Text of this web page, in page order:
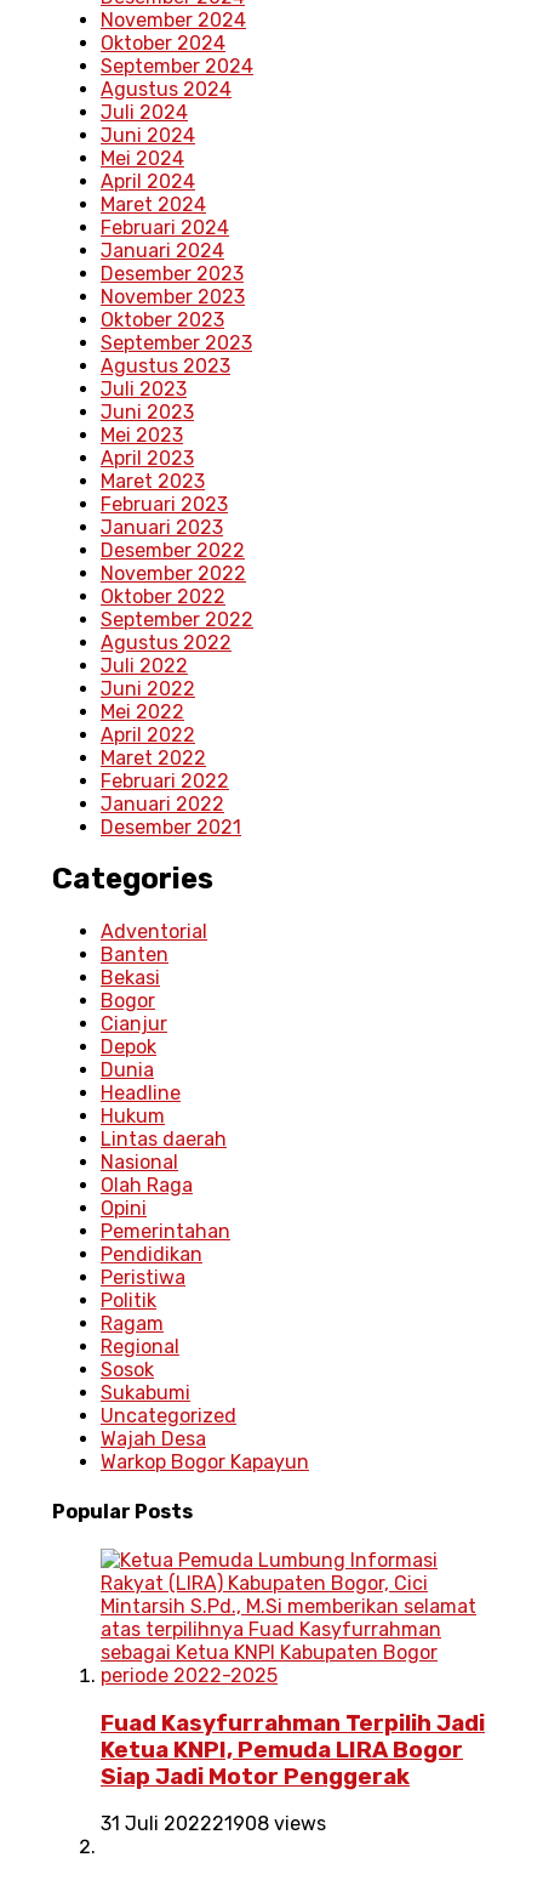
November 2024
Oktober 2024
September 2024
Agustus 2024
Juli 2024
Juni 2024
Mei 2024
April 2024
Maret 2024
Februari 2024
Januari 2024
Desember 2023
November 2023
Oktober 2023
September 2023
Agustus 2023
Juli 2023
Juni 2023
Mei 2023
April 2023
Maret 2023
Februari 2023
Januari 2023
Desember 2022
November 2022
Oktober 2022
September 2022
Agustus 2022
Juli 2022
Juni 2022
Mei 2022
April 2022
Maret 2022
Februari 2022
Januari 2022
Desember 2021
Categories
Adventorial
Banten
Bekasi
Bogor
Cianjur
Depok
Dunia
Headline
Hukum
Lintas daerah
Nasional
Olah Raga
Opini
Pemerintahan
Pendidikan
Peristiwa
Politik
Ragam
Regional
Sosok
Sukabumi
Uncategorized
Wajah Desa
Warkop Bogor Kapayun
Popular Posts
Fuad Kasyfurrahman Terpilih Jadi
Ketua KNPI, Pemuda LIRA Bogor
Siap Jadi Motor Penggerak
31 Juli 202221908 views